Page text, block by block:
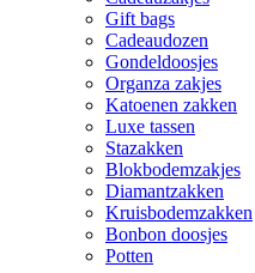
Gift bags
Cadeaudozen
Gondeldoosjes
Organza zakjes
Katoenen zakken
Luxe tassen
Stazakken
Blokbodemzakjes
Diamantzakken
Kruisbodemzakken
Bonbon doosjes
Potten